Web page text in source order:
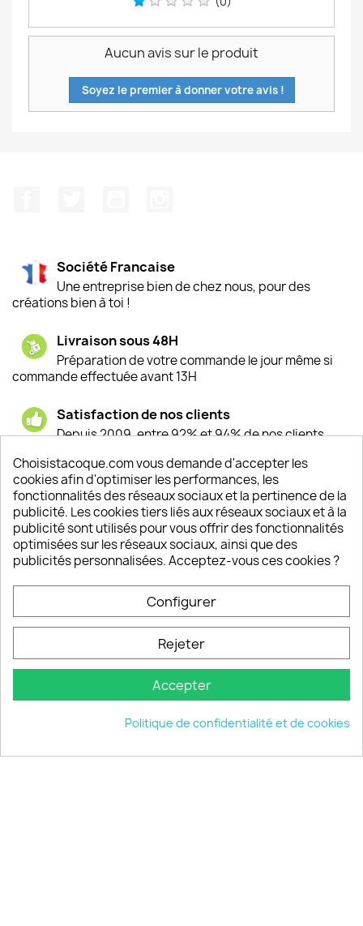
Aucun avis sur le produit
Soyez le premier à donner votre avis !
Société Francaise
Une entreprise bien de chez nous, pour des
créations bien à toi !
Livraison sous 48H
Préparation de votre commande le jour même si
commande effectuée avant 13H
Satisfaction de nos clients
Depuis 2009, entre 92% et 94% de nos clients
Un SAV à votre écoute
Notre SAV est disponible 6/7J de 10h à 18H
INFORMATIONS 
VOTRE COMPTE 
INFORMATIONS keyboard_arrow_down
© 2026 - choisistacoque.com
Choisistacoque.com vous demande d'accepter les
cookies afin d'optimiser les performances, les
fonctionnalités des réseaux sociaux et la pertinence de la
publicité. Les cookies tiers liés aux réseaux sociaux et à la
publicité sont utilisés pour vous offrir des fonctionnalités
optimisées sur les réseaux sociaux, ainsi que des
publicités personnalisées. Acceptez-vous ces cookies ?
Configurer
Rejeter
Accepter
Politique de confidentialité et de cookies